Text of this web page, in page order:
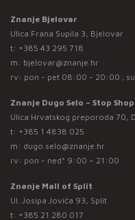
Znanje Bjelovar
Ulica Frana Supila 3, Bjelovar
t: +385 43 295 718
m: bjelovar@znanje.hr
rv: pon - pet 08:00 - 20:00 ;
Znanje Dugo Selo – Stop Shop
Ulica Hrvatskog preporoda 70,
t: +385 1 4838 025
m: dugo.selo@znanje.hr
rv: pon - ned* 9:00 – 21:00
Znanje Mall of Split
Ul. Josipa Jovića 93, Split
t: +385 21 280 017